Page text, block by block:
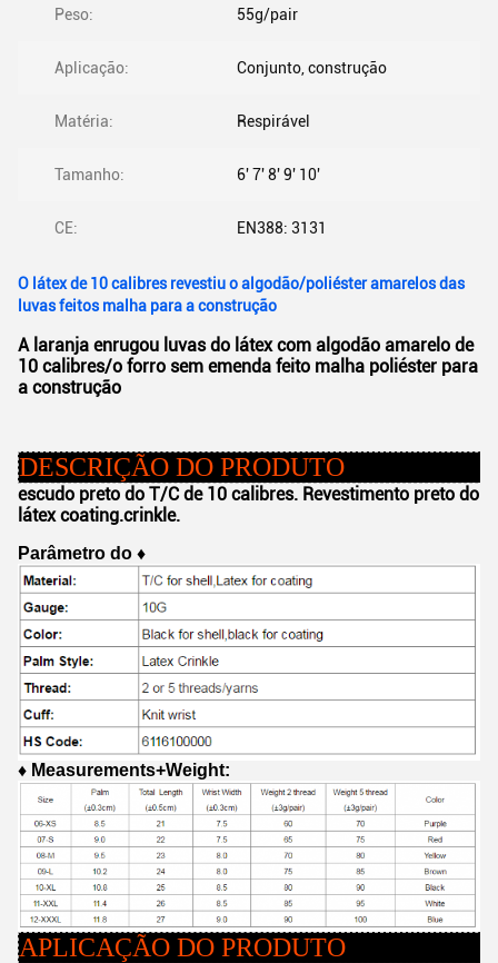
Peso: 55g/pair
Aplicação: Conjunto, construção
Matéria: Respirável
Tamanho: 6' 7' 8' 9' 10'
CE: EN388: 3131
O látex de 10 calibres revestiu o algodão/poliéster amarelos das
luvas feitos malha para a construção
A laranja enrugou luvas do látex com algodão amarelo de
10 calibres/o forro sem emenda feito malha poliéster para
a construção
DESCRIÇÃO DO PRODUTO
escudo preto do T/C de 10 calibres. Revestimento preto do
látex coating.crinkle.
Parâmetro do ♦
♦ Measurements+Weight:
APLICAÇÃO DO PRODUTO